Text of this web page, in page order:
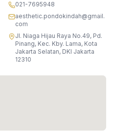
021-7695948
aesthetic.pondokindah@gmail.
com
Jl. Niaga Hijau Raya No.49, Pd.
Pinang, Kec. Kby. Lama, Kota
Jakarta Selatan, DKI Jakarta
12310